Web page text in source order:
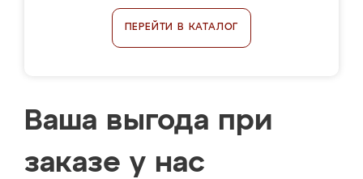
ПЕРЕЙТИ В КАТАЛОГ
Ваша выгода при
заказе у нас